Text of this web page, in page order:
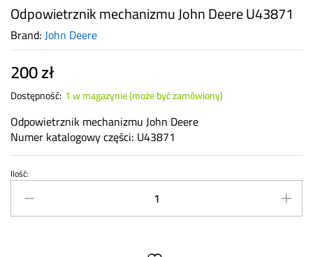
Odpowietrznik mechanizmu John Deere U43871
Brand:John Deere
200zł
Dostępność: 1 w magazynie (może być zamówiony)
Odpowietrznik mechanizmu John Deere
Numer katalogowy części: U43871
Odpowietrznik
mechanizmu
John
Ilość: